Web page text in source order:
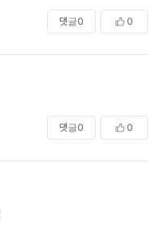
댓글0 0
댓글0 0